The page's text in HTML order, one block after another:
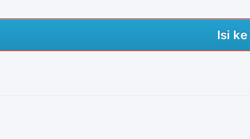
Isi